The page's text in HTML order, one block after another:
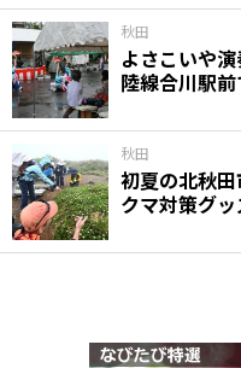
秋田
よさこいや
陸線合川駅前
秋田
初夏の北秋
クマ対策グ